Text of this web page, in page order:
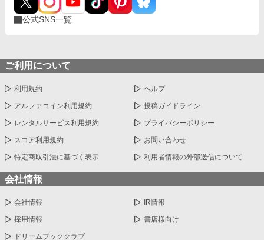
公式SNS一覧
ご利用について
利用規約 ヘルプ
アルファコイン利用規約 投稿ガイドライン
レンタルサービス利用規約 プライバシーポリシー
スコア利用規約 お問い合わせ
特定商取引法に基づく表示 利用者情報の外部送信について
会社情報
会社情報 IR情報
採用情報 書店様向け
ドリームブッククラブ